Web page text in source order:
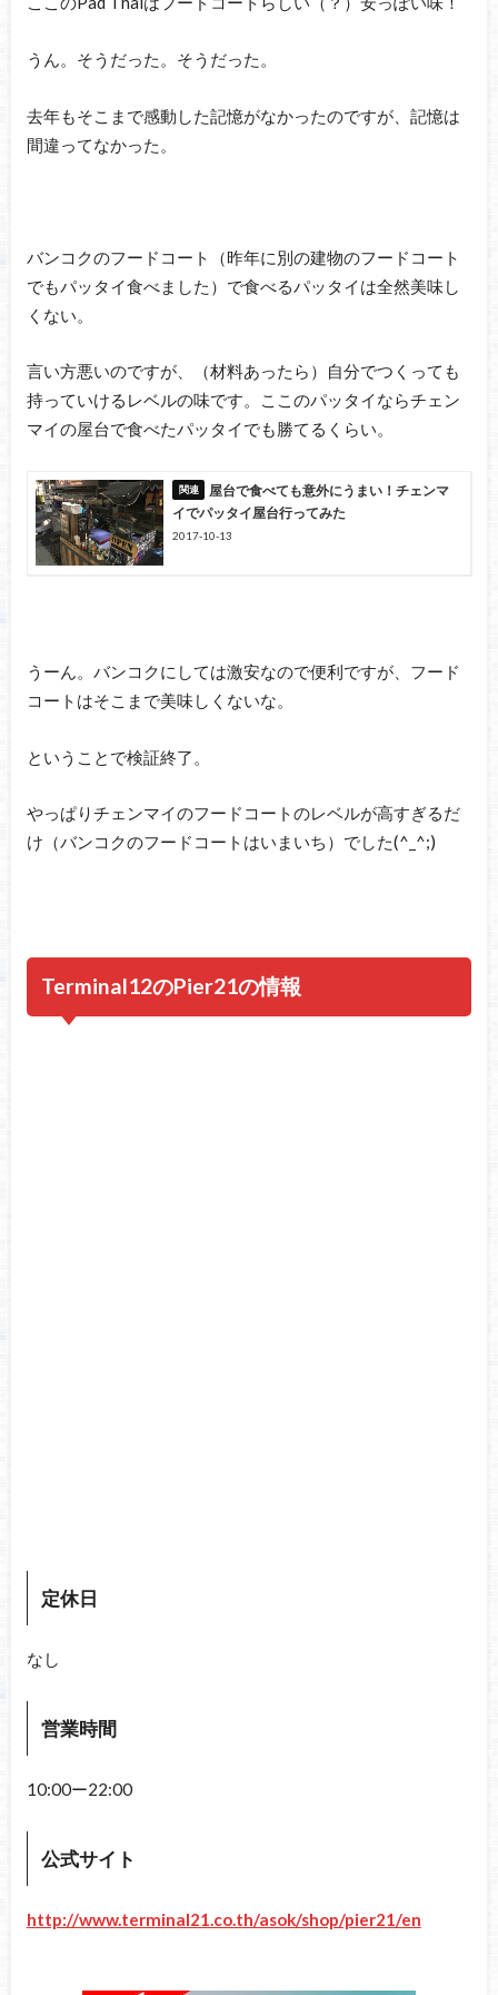
うん。そうだった。そうだった。
去年もそこまで感動した記憶がなかったのですが、記憶は
間違ってなかった。
バンコクのフードコート（昨年に別の建物のフードコート
でもパッタイ食べました）で食べるパッタイは全然美味し
くない。
言い方悪いのですが、（材料あったら）自分でつくっても
持っていけるレベルの味です。ここのパッタイならチェン
マイの屋台で食べたパッタイでも勝てるくらい。
屋台で食べても意外にうまい！チェンマ
イでパッタイ屋台行ってみた
2017-10-13
うーん。バンコクにしては激安なので便利ですが、フード
コートはそこまで美味しくないな。
ということで検証終了。
やっぱりチェンマイのフードコートのレベルが高すぎるだ
け（バンコクのフードコートはいまいち）でした(^_^;)
Terminal12のPier21の情報
定休日
なし
営業時間
10:00ー22:00
公式サイト
http://www.terminal21.co.th/asok/shop/pier21/en